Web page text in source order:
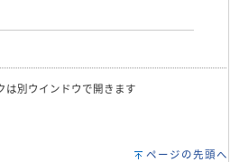
は別ウインドウで開きます
ページの先頭へ